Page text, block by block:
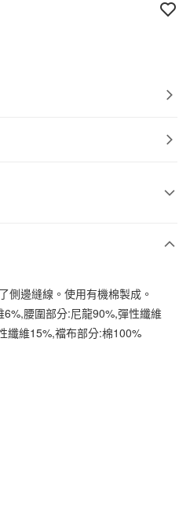
21家銀行
第一商業銀行
側邊縫線。使用有機棉製成。
腰圍部分:尼龍90%,彈性纖維
纖維15%,襠布部分:棉100%